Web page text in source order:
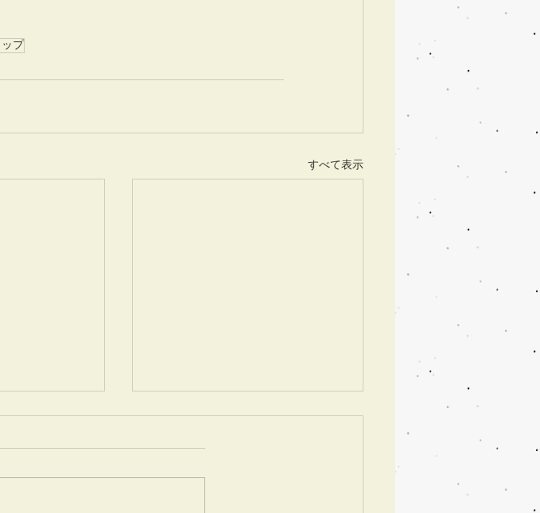
プ
すべて表示